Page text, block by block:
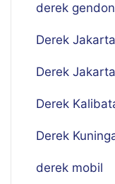
derek
Derek
Derek
Derek
Derek
derek mobil